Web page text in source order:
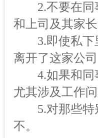
2.不要在同事
和上司及其家长
3.即使私下里
离开了这家公司
4.如果和同事
尤其涉及工作
5.对那些特别
不。